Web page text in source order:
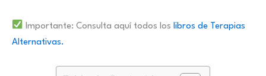
Importante: Consulta aquí todos los libros de Terapias
Alternativas.